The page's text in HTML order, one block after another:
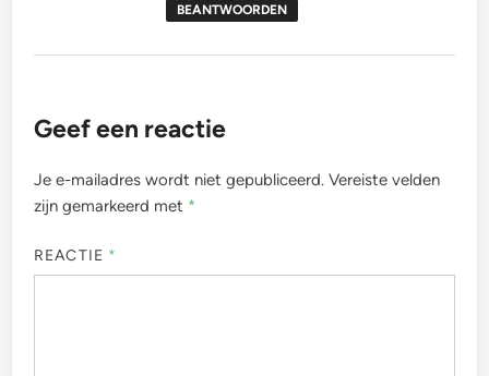
BEANTWOORDEN
Geef een reactie
Je e-mailadres wordt niet gepubliceerd. Vereiste velden
zijn gemarkeerd met *
REACTIE *